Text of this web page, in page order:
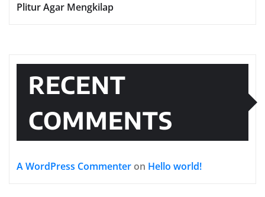
Plitur Agar Mengkilap
RECENT
COMMENTS
A WordPress Commenter on Hello world!